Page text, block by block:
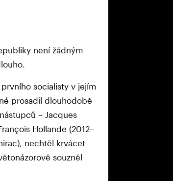
není žádným
socialisty v jejím
prosadil dlouhodobě
– Jacques
Hollande (2012–
nechtěl krvácet
souzněl